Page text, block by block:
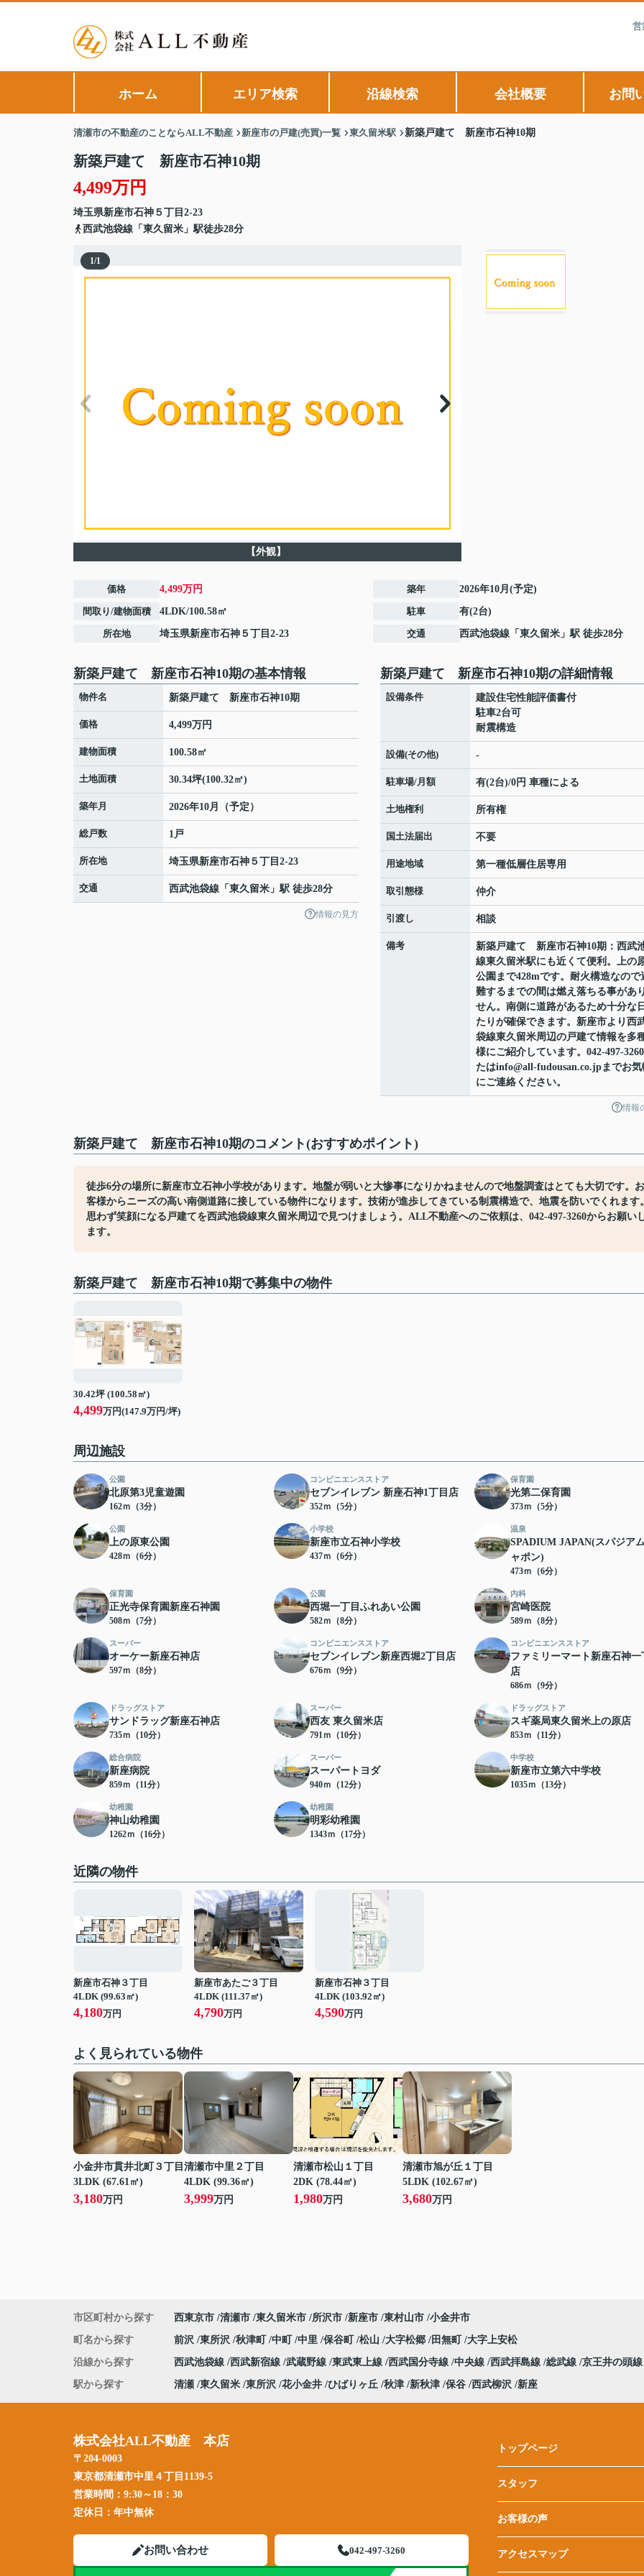
営
ホーム エリア検索 沿線検索 会社概要 お問
清瀬市の不動産のことならALL不動産 新座市の戸建(売買)一覧 東久留米駅 新築戸建て 新座市石神10期
新築戸建て 新座市石神10期
4,499万円
埼玉県新座市石神 ５丁目2-23
西武池袋線「東久留米」駅徒歩28分
1/1
【外観】
価格 4,499万円
間取り/建物面積 4LDK/100.58㎡
所在地 埼玉県新座市石神 ５丁目2-23
築年 2026年10月(予定)
駐車 有(2台)
交通 西武池袋線 「 東久留米 」駅 徒歩28分
新築戸建て 新座市石神10期の基本情報
物件名 新築戸建て 新座市石神10期
価格 4,499万円
建物面積 100.58㎡
土地面積 30.34坪(100.32㎡)
築年月 2026年10月（予定）
総戸数 1戸
所在地 埼玉県新座市石神 ５丁目2-23
交通 西武池袋線 「 東久留米 」駅 徒歩28分
情報の見方
新築戸建て 新座市石神10期の詳細情報
設備条件
建設住宅性能評価書付
駐車2台可
耐震構造
設備(その他) -
駐車場/月額 有(2台)/0円 車種による
土地権利 所有権
国土法届出 不要
用途地域 第一種低層住居専用
取引態様 仲介
引渡し 相談
備考
新築戸建て 新座市石神10期：西武
線東久留米駅にも近くて便利。上の
公園まで428mです。耐火構造なので
難するまでの間は燃え落ちる事があ
せん。南側に道路があるため十分な
たりが確保できます。新座市より西
袋線東久留米周辺の戸建て情報を多
様にご紹介しています。042-497-
たはinfo@all-fudousan.co.jpまでお気
にご連絡ください。
情報
新築戸建て 新座市石神10期のコメント(おすすめポイント)
徒歩6分の場所に新座市立石神小学校があります。地盤が弱いと大惨事になりかねませんので地盤調査はとても大切です。お
客様からニーズの高い南側道路に接している物件になります。技術が進歩してきている制震構造で、地震を防いでくれます
思わず笑顔になる戸建てを西武池袋線東久留米周辺で見つけましょう。ALL不動産へのご依頼は、042-497-3260からお願い
ます。
新築戸建て 新座市石神10期で募集中の物件
30.42坪 (100.58㎡)
4,499万円(147.9万円/坪)
周辺施設
公園
北原第3児童遊園
162ｍ（3分）
コンビニエンスストア
セブンイレブン 新座石神1丁目店
352ｍ（5分）
保育園
光第二保育園
373ｍ（5分）
公園
上の原東公園
428ｍ（6分）
小学校
新座市立石神小学校
437ｍ（6分）
温泉
SPADIUM JAPAN(スパジア
ャポン)
473ｍ（6分）
保育園
正光寺保育園新座石神園
508ｍ（7分）
公園
西堀一丁目ふれあい公園
582ｍ（8分）
内科
宮崎医院
589ｍ（8分）
スーパー
オーケー新座石神店
597ｍ（8分）
コンビニエンスストア
セブンイレブン新座西堀2丁目店
676ｍ（9分）
コンビニエンスストア
ファミリーマート新座石神一
店
686ｍ（9分）
ドラッグストア
サンドラッグ新座石神店
735ｍ（10分）
スーパー
西友 東久留米店
791ｍ（10分）
ドラッグストア
スギ薬局東久留米上の原店
853ｍ（11分）
総合病院
新座病院
859ｍ（11分）
スーパー
スーパートヨダ
940ｍ（12分）
中学校
新座市立第六中学校
1035ｍ（13分）
幼稚園
神山幼稚園
1262ｍ（16分）
幼稚園
明彩幼稚園
1343ｍ（17分）
近隣の物件
新座市石神３丁目
4LDK (99.63㎡)
4,180万円
新座市あたご３丁目
4LDK (111.37㎡)
4,790万円
新座市石神３丁目
4LDK (103.92㎡)
4,590万円
よく見られている物件
小金井市貫井北町３丁目
3LDK (67.61㎡)
3,180万円
清瀬市中里２丁目
4LDK (99.36㎡)
3,999万円
清瀬市松山１丁目
2DK (78.44㎡)
1,980万円
清瀬市旭が丘１丁目
5LDK (102.67㎡)
3,680万円
市区町村から探す 西東京市 清瀬市 東久留米市 所沢市 新座市 東村山市 小金井市
町名から探す 前沢 東所沢 秋津町 中町 中里 保谷町 松山 大字松郷 田無町 大字上安松
沿線から探す 西武池袋線 西武新宿線 武蔵野線 東武東上線 西武国分寺線 中央線 西武拝島線 総武線 京王井の頭線
駅から探す 清瀬 東久留米 東所沢 花小金井 ひばりヶ丘 秋津 新秋津 保谷 西武柳沢 新座
株式会社ALL不動産 本店
〒204-0003
東京都清瀬市中里４丁目1139-5
営業時間： 9:30～18：30
定休日： 年中無休
お問い合わせ 042-497-3260
トップページ
スタッフ
お客様の声
アクセスマップ